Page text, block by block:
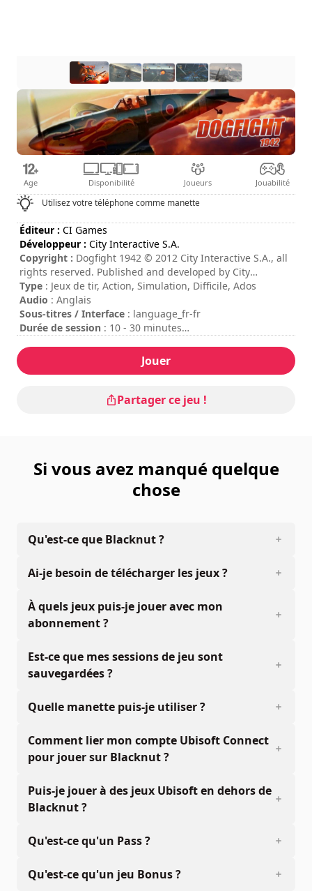
Age Disponibilité Joueurs Jouabilité
Utilisez votre téléphone comme manette
Éditeur : CI Games
Développeur : City Interactive S.A.
Copyright : Dogfight 1942 © 2012 City Interactive S.A., all
rights reserved. Published and developed by City
Interactive S.A. Dogfight 1942 is a trademark of City
Interactive S.A. . This software product includes
Autodesk® Scaleform® software © 2012 Autodesk, Inc. All
rights reserved. Powered by Firelight Technologies FMOD
SpeedTree® technology. © 2012 Interactive Data
Visualization Inc. SpeedTree® is a registered trademark
PhysX Technology provided under license from NVIDIA
Corporation. © 2002-2012 NVIDIA Corporation. All rights
Type : Jeux de tir, Action, Simulation, Difficile, Ados
Audio : Anglais
Sous-titres / Interface : language_fr-fr
Durée de session : 10 - 30 minutes
Difficulté
Mode multijoueur
: Local, Compétition, Coopération, 2
Jouer
Partager ce jeu !
Si vous avez manqué quelque
chose
Qu'est-ce que Blacknut ?
Ai-je besoin de télécharger les jeux ?
À quels jeux puis-je jouer avec mon
abonnement ?
Est-ce que mes sessions de jeu sont
sauvegardées ?
Quelle manette puis-je utiliser ?
Comment lier mon compte Ubisoft Connect
pour jouer sur Blacknut ?
Puis-je jouer à des jeux Ubisoft en dehors de
Blacknut ?
Qu'est-ce qu'un Pass ?
Qu'est-ce qu'un jeu Bonus ?